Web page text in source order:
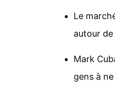
Le
autour
Mark
gens à